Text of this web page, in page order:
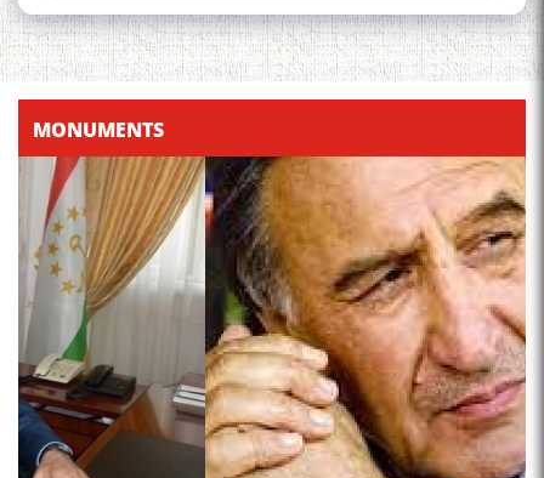
Қадамҷо - Лоҳутӣ
4-уми декабр- зодрӯзи
шоири абадзинда Абулқосим
Лоҳутӣ
MONUMENTS